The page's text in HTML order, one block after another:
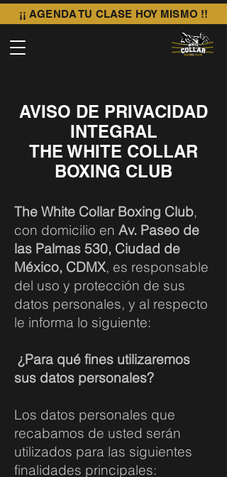
¡¡ AGENDA TU CLASE HOY MISMO !!
AVISO DE PRIVACIDAD
INTEGRAL
THE WHITE COLLAR
BOXING CLUB
The White Collar Boxing Club,
con domicilio en Av. Paseo de
las Palmas 530, Ciudad de
México, CDMX, es responsable
del uso y protección de sus
datos personales, y al respecto
le informa lo siguiente:
¿Para qué fines utilizaremos
sus datos personales?
Los datos personales que
recabamos de usted serán
utilizados para las siguientes
finalidades principales: